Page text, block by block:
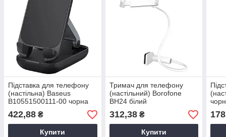
Підставка для телефону
(настільна) Baseus
B10551500111-00 чорна
422,88 ₴
Купити
Тримач для телефону
(настільний) Borofone
BH24 білий
312,38₴
Купити